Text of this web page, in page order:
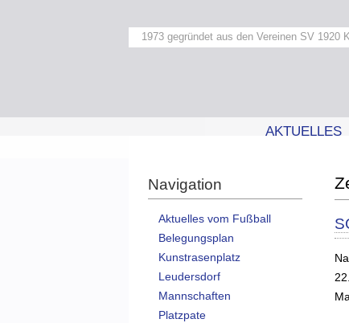
1973 gegründet aus den Vereinen SV 1920
AKTUELLES
Navigation
Aktuelles vom Fußball
Belegungsplan
Kunstrasenplatz
Leudersdorf
Mannschaften
Platzpate